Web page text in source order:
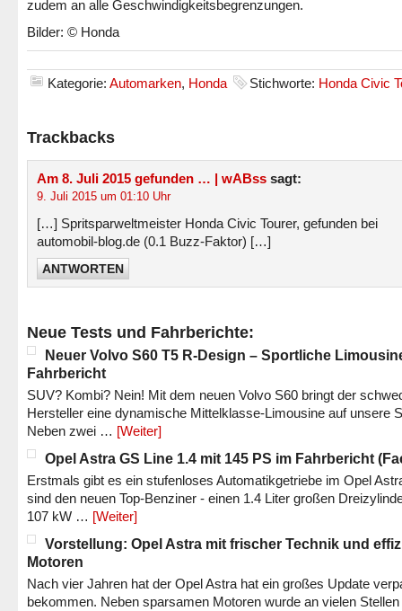
zudem an alle Geschwindigkeitsbegrenzungen.
Bilder: © Honda
Kategorie: Automarken, Honda Stichworte: Honda Civic
Trackbacks
Am 8. Juli 2015 gefunden … | wABss sagt:
9. Juli 2015 um 01:10 Uhr
[…] Spritsparweltmeister Honda Civic Tourer, gefunden bei
automobil-blog.de (0.1 Buzz-Faktor) […]
ANTWORTEN
Neue Tests und Fahrberichte:
Neuer Volvo S60 T5 R-Design – Sportliche
Fahrbericht
SUV? Kombi? Nein! Mit dem neuen Volvo S60 bringt der
Hersteller eine dynamische Mittelklasse-Limousine auf unsere
Neben zwei … [Weiter]
Opel Astra GS Line 1.4 mit 145 PS im Fahrbericht
Erstmals gibt es ein stufenloses Automatikgetriebe im Opel
sind den neuen Top-Benziner - einen 1.4 Liter großen
107 kW … [Weiter]
Vorstellung: Opel Astra mit frischer Technik und
Motoren
Nach vier Jahren hat der Opel Astra hat ein großes Update
bekommen. Neben sparsamen Motoren wurde an vielen Stellen